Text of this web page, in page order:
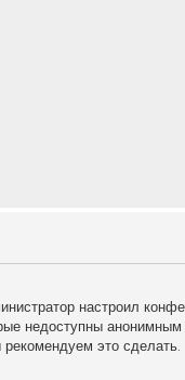
настроил
недоступны
это сделать.